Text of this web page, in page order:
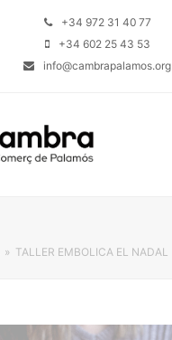
+34 972 31 40 77
+34 602 25 43 53
info@cambrapalamos.org
» TALLER EMBOLICA EL NADAL